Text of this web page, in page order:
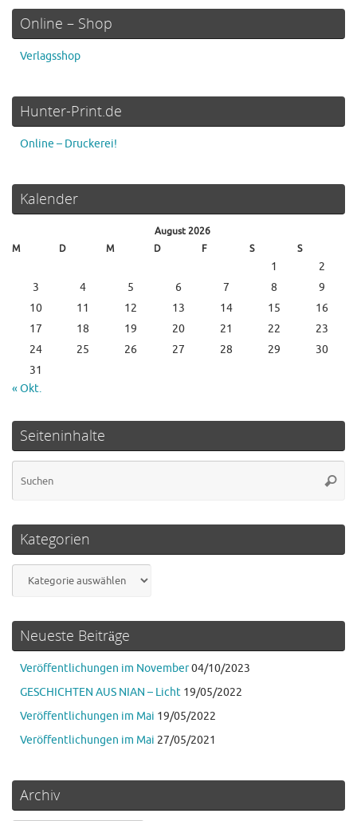
Online – Shop
Verlagsshop
Hunter-Print.de
Online – Druckerei!
Kalender
August 2026
M
D M D F S S
1
2
3
4 5 6 7 8
9
10
11 12 13 14 15
16
17
18 19 20 21 22
23
24
25 26 27 28 29
30
31
« Okt.
Seiteninhalte
Kategorien
Neueste Beiträge
Veröffentlichungen im November04/10/2023
GESCHICHTEN AUS NIAN – Licht 19/05/2022
Veröffentlichungen im Mai 19/05/2022
Veröffentlichungen im Mai 27/05/2021
Archiv